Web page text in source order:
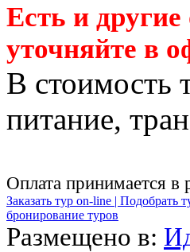
Есть и
уточняйте в
В стоимость
питание,
Оплата принимается
Заказать тур on-line | Подобрать
бронирование туров
Размещено в: